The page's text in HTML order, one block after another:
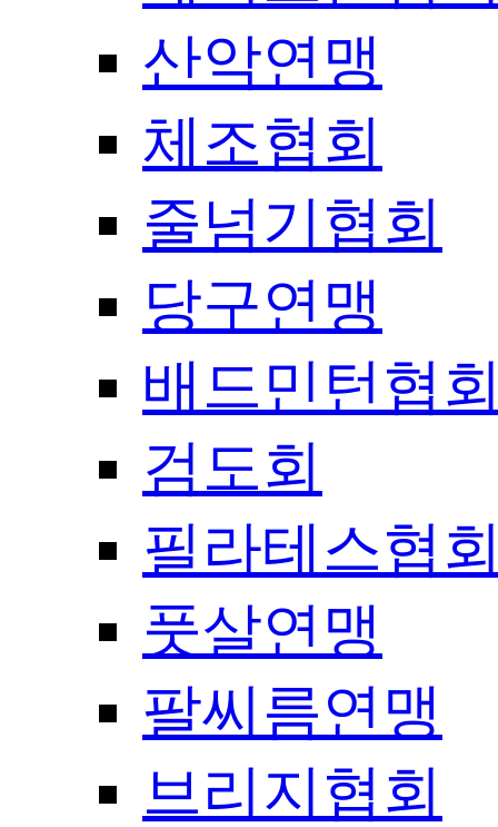
산악연맹
체조협회
줄넘기협회
당구연맹
배드민턴협
검도회
필라테스협
풋살연맹
팔씨름연맹
브리지협회